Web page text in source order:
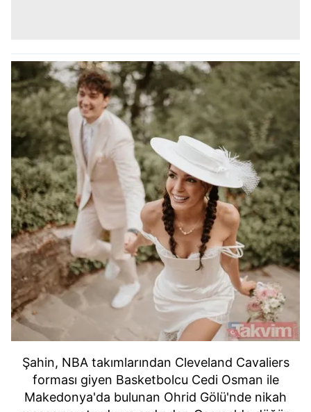
Şahin, NBA takımlarından Cleveland Cavaliers
forması giyen Basketbolcu Cedi Osman ile
Makedonya'da bulunan Ohrid Gölü'nde nikah